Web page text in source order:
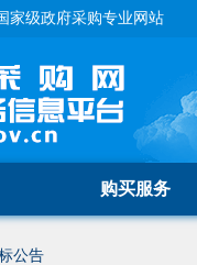
家级政府采购专业网站
购买服务
公告